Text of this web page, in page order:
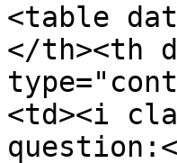
<table
</th><th
<td><i